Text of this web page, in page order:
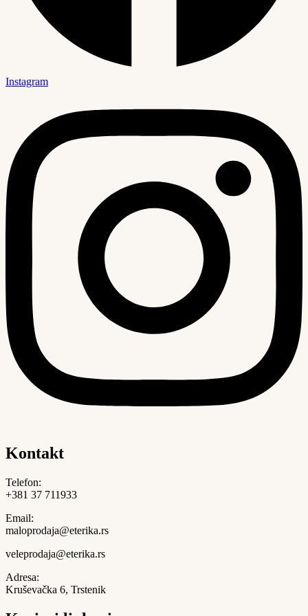
Instagram
Kontakt
Telefon:
+381 37 711933
Email:
maloprodaja@eterika.rs
veleprodaja@eterika.rs
Adresa:
Kruševačka 6, Trstenik